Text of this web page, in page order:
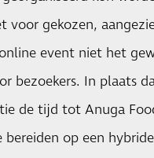
voor gekozen,
event niet het
bezoekers. In plaats
de tijd tot Anuga
op een